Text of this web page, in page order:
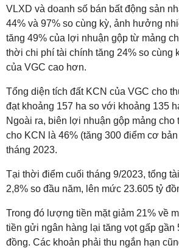
VLXD và doanh số bán bất động sản
44% và 97% so cùng kỳ, ảnh hưởng
tăng 49% của lợi nhuận gộp từ mảng
thời chi phí tài chính tăng 24% so cùng
của VGC cao hơn.
Tổng diện tích đất KCN của VGC cho
đạt khoảng 157 ha so với khoảng 135
Ngoài ra, biên lợi nhuận gộp mảng cho
cho KCN là 46% (tăng 300 điểm cơ
tháng 2023.
Tại thời điểm cuối tháng 9/2023, tổng
2,8% so đầu năm, lên mức 23.605 tỷ
Trong đó lượng tiền mặt giảm 21% về
tiền gửi ngân hàng lại tăng vọt gấp gần
đồng. Các khoản phải thu ngắn hạn